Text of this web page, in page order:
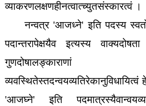
व्याकरणलक्षणहीनत्वात्च्युतसंस्कारत्वं ।
नन्वत्र 'आजध्ने'इति पदस्य
पदान्तरापेक्षयैव इत्यस्य वाक्यदोषता
गुणदोषालङ्काराणां
'आजघ्ने'इति